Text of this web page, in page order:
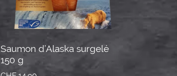
Saumon d’Alaska surgelé
150 g